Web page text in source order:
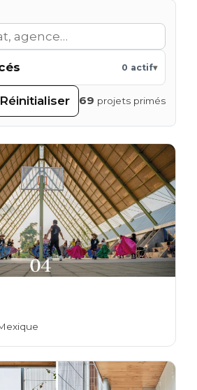
0 actif
Réinitialiser 69 projets primés